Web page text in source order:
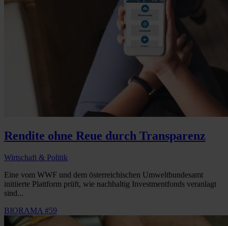
Rendite ohne Reue durch Transparenz
Wirtschaft & Politik
Eine vom WWF und dem österreichischen Umweltbundesamt
initiierte Plattform prüft, wie nachhaltig Investmentfonds veranlagt
sind...
BIORAMA #59